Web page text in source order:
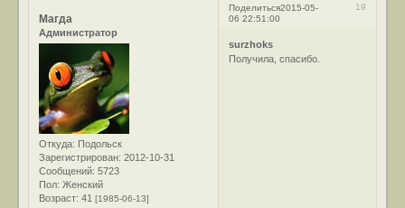
Поделиться 19
2015-05-
06 22:51:00
Магда
Администратор
Откуда: Подольск
Зарегистрирован: 2012-10-31
Сообщений: 5723
Пол: Женский
Возраст: 41[1985-06-13]
surzhoks
Получила, спасибо.